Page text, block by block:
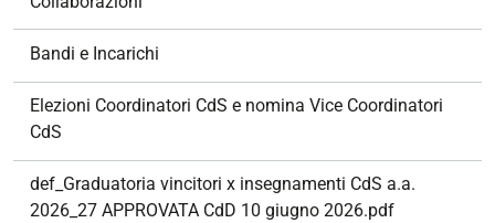
Bandi e Incarichi
Elezioni Coordinatori CdS e nomina Vice Coordinatori
CdS
def_Graduatoria vincitori x insegnamenti CdS a.a.
2026_27 APPROVATA CdD 10 giugno 2026.pdf